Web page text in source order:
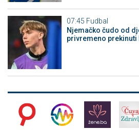
07:45 Fudbal
Njemačko čudo od
privremeno prekinuti